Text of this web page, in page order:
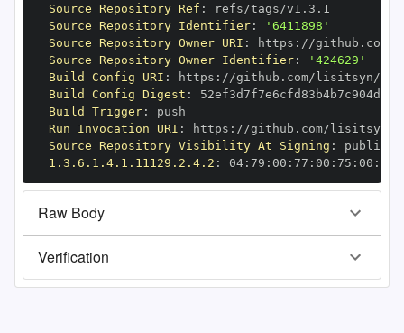
Source Repository Ref :
Source Repository Identifier:
'6411898'
Source Repository Owner URI : https :
Source Repository Owner Identifier:
'424629'
Build Config URI : https :
Build Config Digest :
Build Trigger:
Run Invocation URI : https :
Source Repository Visibility At Signing :
1.3.6.1.4.1.11129.2.4.2 : 04: 79 : 00 : 77 : 00 : 75 : 00 : dd
Raw Body
Verification